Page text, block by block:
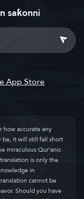
saƙonni
how accurate any
be, it will still fall short
miraculous Qur’anic
is only the
in
cannot be
Should you have